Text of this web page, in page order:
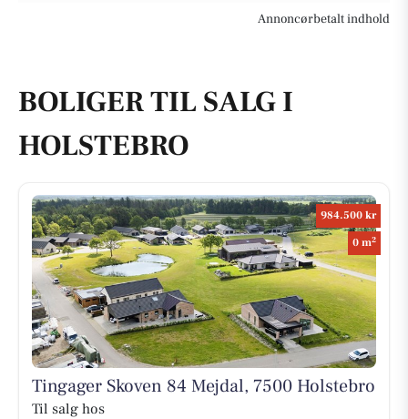
Annoncørbetalt indhold
BOLIGER TIL SALG I
HOLSTEBRO
984.500 kr
0 m2
Tingager Skoven 84 Mejdal, 7500 Holstebro
Til salg hos